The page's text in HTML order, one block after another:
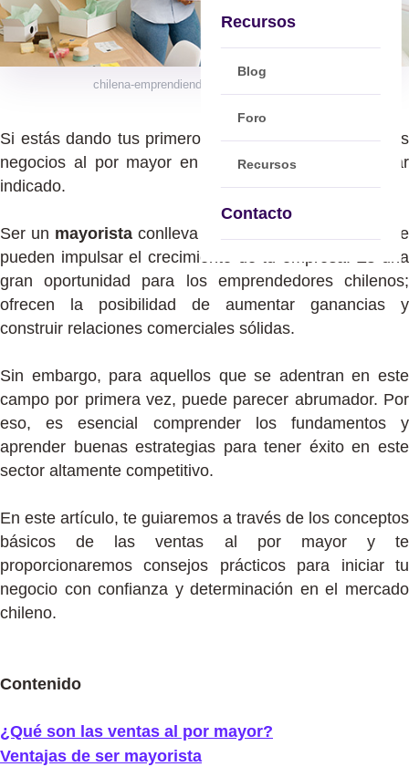
Recursos
Blog
Foro
Recursos
Contacto
chilena-emprendiendo-ventas-al-por-mayor
Si estás dando tus primeros pasos en el mundo de los
negocios al por mayor en Chile, has llegado al lugar
indicado.
Ser un mayorista conlleva una serie de beneficios que
pueden impulsar el crecimiento de tu empresa. Es una
gran oportunidad para los emprendedores chilenos;
ofrecen la posibilidad de aumentar ganancias y
construir relaciones comerciales sólidas.
Sin embargo, para aquellos que se adentran en este
campo por primera vez, puede parecer abrumador. Por
eso, es esencial comprender los fundamentos y
aprender buenas estrategias para tener éxito en este
sector altamente competitivo.
En este artículo, te guiaremos a través de los conceptos
básicos de las ventas al por mayor y te
proporcionaremos consejos prácticos para iniciar tu
negocio con confianza y determinación en el mercado
chileno.
Contenido
¿Qué son las ventas al por mayor?
Ventajas de ser mayorista